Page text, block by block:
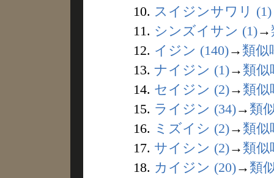
10. スイジンサワリ (1)
11. シンズイサン (1)→
12. イジン (140)→ 類似
13. ナイジン (1)→ 類似
14. セイジン (2)→ 類似
15. ライジン (34)→ 類
16. ミズイシ (2)→ 類似
17. サイシン (2)→ 類似
18. カイジン (20)→ 類